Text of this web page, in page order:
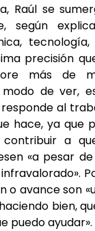
Raúl se
según
precisión
más de
de ver,
al
hace, ya que
a
«a pesar
o avance son
bien,
puedo ayudar».